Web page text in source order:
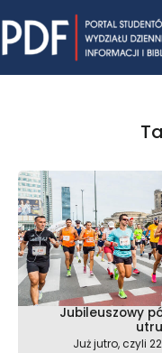
to
content
Jubileuszowy
Już jutro, czyli